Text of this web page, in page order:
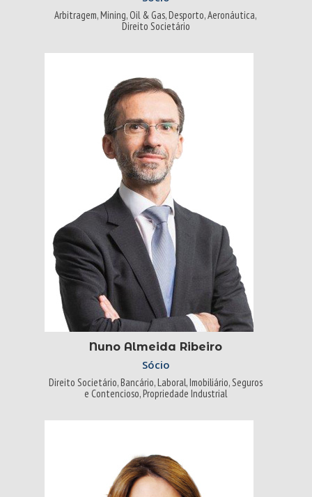
Arbitragem, Mining, Oil & Gas, Desporto, Aeronáutica,
Direito Societário
Nuno Almeida Ribeiro
Sócio
Direito Societário, Bancário, Laboral, Imobiliário, Seguros
e Contencioso, Propriedade Industrial